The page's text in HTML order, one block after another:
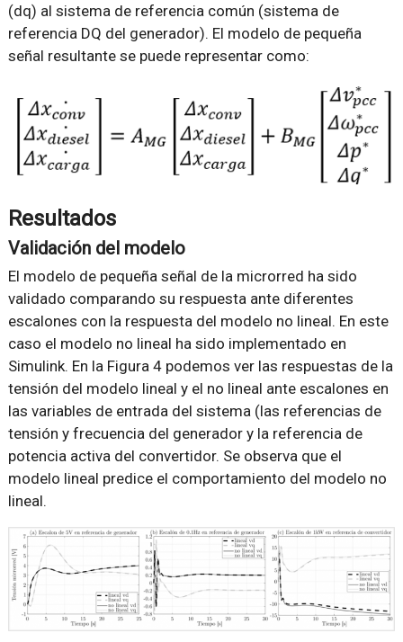
(dq) al sistema de referencia común (sistema de
referencia DQ del generador). El modelo de pequeña
señal resultante se puede representar como:
Resultados
Validación del modelo
El modelo de pequeña señal de la microrred ha sido
validado comparando su respuesta ante diferentes
escalones con la respuesta del modelo no lineal. En este
caso el modelo no lineal ha sido implementado en
Simulink. En la Figura 4 podemos ver las respuestas de la
tensión del modelo lineal y el no lineal ante escalones en
las variables de entrada del sistema (las referencias de
tensión y frecuencia del generador y la referencia de
potencia activa del convertidor. Se observa que el
modelo lineal predice el comportamiento del modelo no
lineal.